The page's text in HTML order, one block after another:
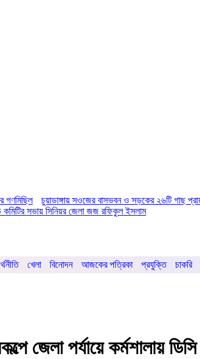
গণমিছিল
চুয়াডাঙ্গায় সওজের বাসভবন ও সড়কের ২৬টি গাছ
কমিটির সভায় সিনিয়র জেলা জজ রফিকুল ইসলাম
খেলা বিনোদন আজকের পত্রিকা প্রযুক্তি চাকরি
জেলা পর্যায়ে কর্মশালায়